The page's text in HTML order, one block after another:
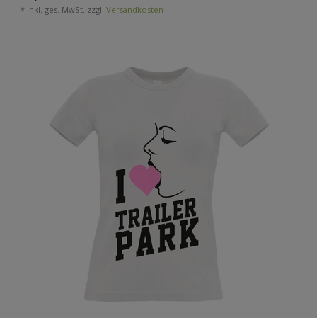
* inkl. ges. MwSt. zzgl. Versandkosten